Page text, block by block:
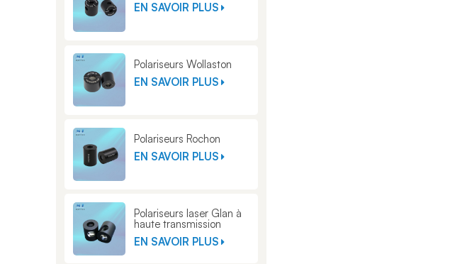
EN SAVOIR PLUS
Polariseurs Wollaston
EN SAVOIR PLUS
Polariseurs Rochon
EN SAVOIR PLUS
Polariseurs laser Glan à
haute transmission
EN SAVOIR PLUS